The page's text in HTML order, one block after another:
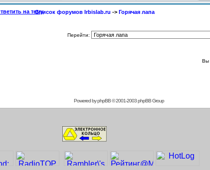
Список форумов Irbislab.ru -> Горячая лапа
Перейти:
Вы
Powered byphpBB© 2001-2003 phpBB Group